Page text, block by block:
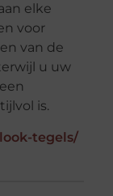
elke
voor
van de
u uw
is.
tegels/